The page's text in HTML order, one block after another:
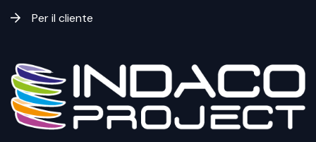
Per il cliente